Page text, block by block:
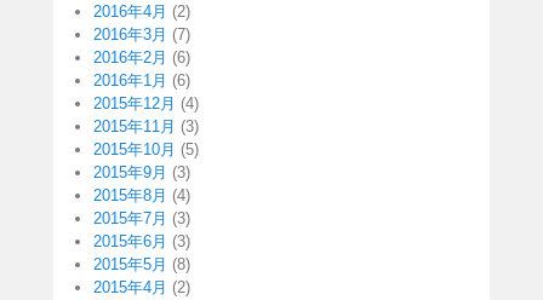
2016年4月 (2)
2016年3月 (7)
2016年2月 (6)
2016年1月 (6)
2015年12月 (4)
2015年11月 (3)
2015年10月 (5)
2015年9月 (3)
2015年8月 (4)
2015年7月 (3)
2015年6月 (3)
2015年5月 (8)
2015年4月 (2)